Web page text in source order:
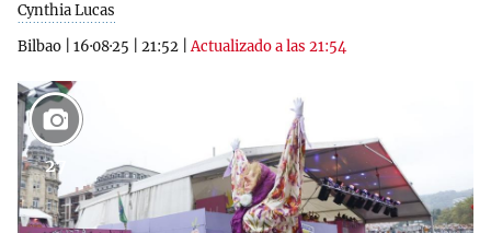
Cynthia Lucas
Bilbao
16·08·25 21:52 |Actualizado a las 21:54
27